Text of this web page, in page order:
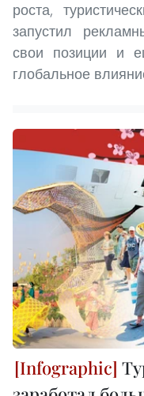
роста,
запустил
свои позиции и
глобальное